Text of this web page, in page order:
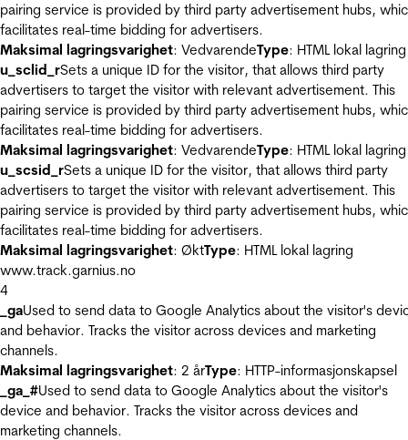
pairing service is provided by third party advertisement hubs,
facilitates real-time bidding for advertisers.
Maksimal lagringsvarighet: VedvarendeType: HTML lokal lagring
u_sclid_rSets a unique ID for the visitor, that allows third party
advertisers to target the visitor with relevant advertisement. This
pairing service is provided by third party advertisement hubs,
facilitates real-time bidding for advertisers.
Maksimal lagringsvarighet: VedvarendeType: HTML lokal lagring
u_scsid_rSets a unique ID for the visitor, that allows third party
advertisers to target the visitor with relevant advertisement. This
pairing service is provided by third party advertisement hubs,
facilitates real-time bidding for advertisers.
Maksimal lagringsvarighet: ØktType: HTML lokal lagring
www.track.garnius.no
4
_gaUsed to send data to Google Analytics about the visitor's
and behavior. Tracks the visitor across devices and marketing
channels.
Maksimal lagringsvarighet: 2 årType: HTTP-informasjonskapsel
_ga_#Used to send data to Google Analytics about the visitor's
device and behavior. Tracks the visitor across devices and
marketing channels.